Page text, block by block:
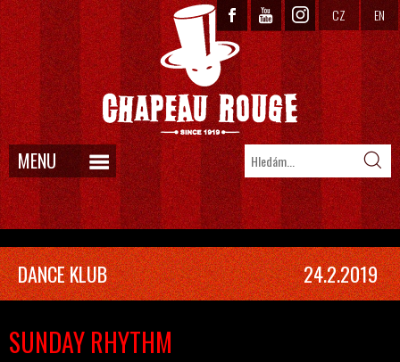
CZ EN
MENU
DANCE KLUB 24.2.2019
SUNDAY RHYTHM